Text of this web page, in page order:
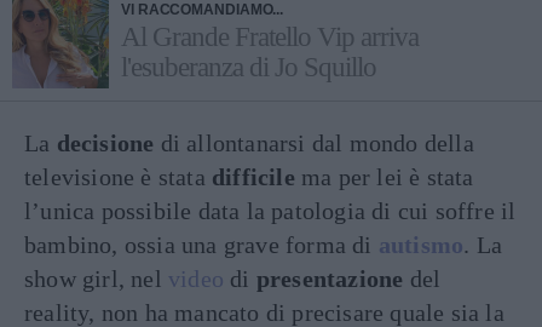
VI RACCOMANDIAMO...
Al Grande Fratello Vip arriva
l'esuberanza di Jo Squillo
La decisione di allontanarsi dal mondo della
televisione è stata difficile ma per lei è stata
l’unica possibile data la patologia di cui soffre il
bambino, ossia una grave forma di autismo. La
show girl, nel video di presentazione del
reality, non ha mancato di precisare quale sia la